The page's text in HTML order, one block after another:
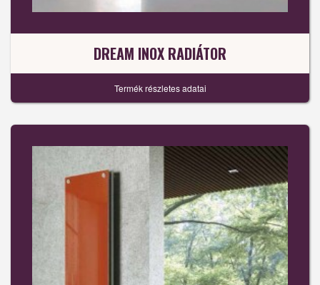
DREAM INOX RADIÁTOR
Termék részletes adatai